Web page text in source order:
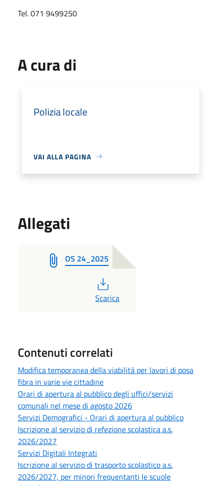
Tel. 071 9499250
A cura di
Polizia locale
VAI ALLA PAGINA
Allegati
OS 24_2025
PDF
Scarica
Contenuti correlati
Modifica temporanea della viabilità per lavori di posa
fibra in varie vie cittadine
Orari di apertura al pubblico degli uffici/servizi
comunali nel mese di agosto 2026
Servizi Demografici - Orari di apertura al pubblico
Iscrizione al servizio di refezione scolastica a.s.
2026/2027
Servizi Digitali Integrati
Iscrizione al servizio di trasporto scolastico a.s.
2026/2027, per minori frequentanti le scuole